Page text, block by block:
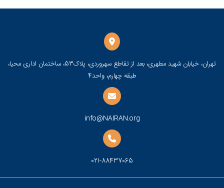
تهران، خیابان شهید مطهری، بعد از تقاطع سهروردی، پلاک53، ساختمان اداری محیا،
طبقه چهارم، واحد4
info@NAIRAN.org
021-88437065